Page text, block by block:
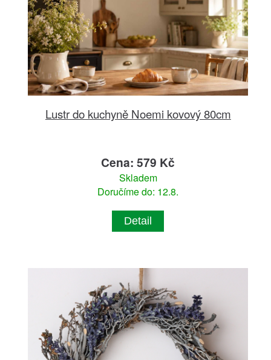
Lustr do kuchyně Noemi kovový 80cm
Cena: 579 Kč
Skladem
Doručíme do: 12.8.
Detail